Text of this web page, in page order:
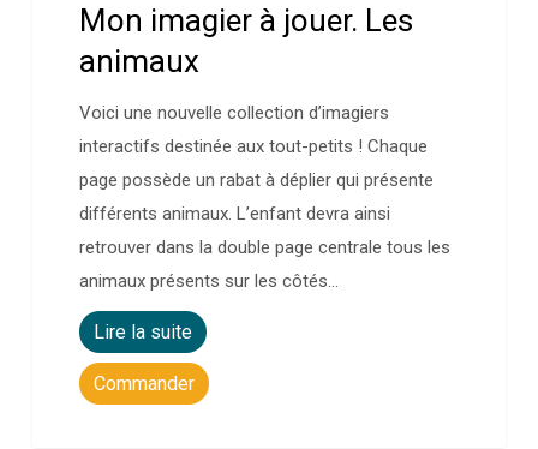
Mon imagier à jouer. Les
animaux
Voici une nouvelle collection d’imagiers
interactifs destinée aux tout-petits ! Chaque
page possède un rabat à déplier qui présente
différents animaux. L’enfant devra ainsi
retrouver dans la double page centrale tous les
animaux présents sur les côtés…
Lire la suite
Commander